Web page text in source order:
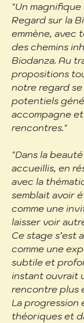
"Un
Regard sur la
emmène, avec
des chemins
Biodanza. Au
propositions
notre regard
potentiels
accompagne
rencontres."
"Dans la
accueillis, en
avec la
semblait avoir
comme une
laisser voir
Ce stage s’est
comme une
subtile et
instant ouvrait
rencontre plus
La
théoriques et